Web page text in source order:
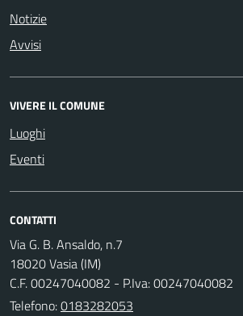
Notizie
Avvisi
VIVERE IL COMUNE
Luoghi
Eventi
CONTATTI
Via G. B. Ansaldo, n.7
18020 Vasia (IM)
C.F. 00247040082 - P.Iva: 00247040082
Telefono:0183282053